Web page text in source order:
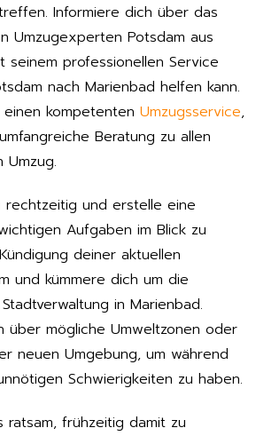
Informiere dich über das
Umzugexperten Potsdam aus
seinem professionellen Service
nach Marienbad helfen kann.
kompetenten Umzugsservice,
Beratung zu allen
Umzug.
rechtzeitig und erstelle eine
Aufgaben im Blick zu
deiner aktuellen
und kümmere dich um die
in Marienbad.
über mögliche Umweltzonen oder
neuen Umgebung, um während
Schwierigkeiten zu haben.
ratsam, frühzeitig damit zu